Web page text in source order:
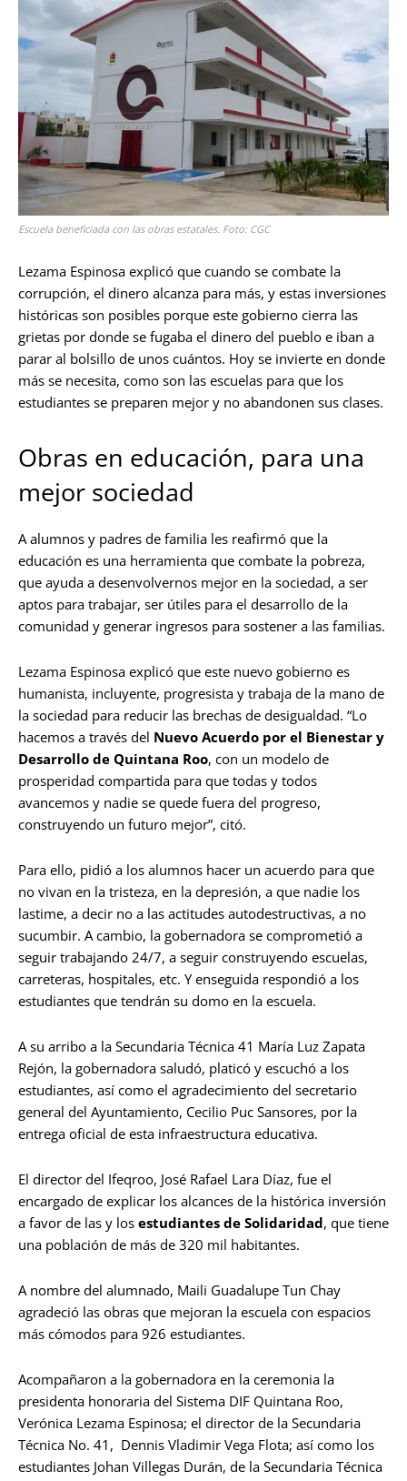
Escuela beneficiada con las obras estatales. Foto: CGC
Lezama Espinosa explicó que cuando se combate la
corrupción, el dinero alcanza para más, y estas inversiones
históricas son posibles porque este gobierno cierra las
grietas por donde se fugaba el dinero del pueblo e iban a
parar al bolsillo de unos cuántos. Hoy se invierte en donde
más se necesita, como son las escuelas para que los
estudiantes se preparen mejor y no abandonen sus clases.
Obras en educación, para una
mejor sociedad
A alumnos y padres de familia les reafirmó que la
educación es una herramienta que combate la pobreza,
que ayuda a desenvolvernos mejor en la sociedad, a ser
aptos para trabajar, ser útiles para el desarrollo de la
comunidad y generar ingresos para sostener a las familias.
Lezama Espinosa explicó que este nuevo gobierno es
humanista, incluyente, progresista y trabaja de la mano de
la sociedad para reducir las brechas de desigualdad. “Lo
hacemos a través del Nuevo Acuerdo por el Bienestar y
Desarrollo de Quintana Roo, con un modelo de
prosperidad compartida para que todas y todos
avancemos y nadie se quede fuera del progreso,
construyendo un futuro mejor”, citó.
Para ello, pidió a los alumnos hacer un acuerdo para que
no vivan en la tristeza, en la depresión, a que nadie los
lastime, a decir no a las actitudes autodestructivas, a no
sucumbir. A cambio, la gobernadora se comprometió a
seguir trabajando 24/7, a seguir construyendo escuelas,
carreteras, hospitales, etc. Y enseguida respondió a los
estudiantes que tendrán su domo en la escuela.
A su arribo a la Secundaria Técnica 41 María Luz Zapata
Rejón, la gobernadora saludó, platicó y escuchó a los
estudiantes, así como el agradecimiento del secretario
general del Ayuntamiento, Cecilio Puc Sansores, por la
entrega oficial de esta infraestructura educativa.
El director del Ifeqroo, José Rafael Lara Díaz, fue el
encargado de explicar los alcances de la histórica inversión
a favor de las y los estudiantes de Solidaridad, que tiene
una población de más de 320 mil habitantes.
A nombre del alumnado, Maili Guadalupe Tun Chay
agradeció las obras que mejoran la escuela con espacios
más cómodos para 926 estudiantes.
Acompañaron a la gobernadora en la ceremonia la
presidenta honoraria del Sistema DIF Quintana Roo,
Verónica Lezama Espinosa; el director de la Secundaria
Técnica No. 41, Dennis Vladimir Vega Flota; así como los
estudiantes Johan Villegas Durán, de la Secundaria Técnica